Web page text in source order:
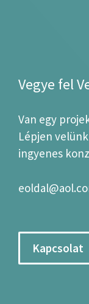
Vegye fel
Van egy
Lépjen
ingyenes
Kapcsolat